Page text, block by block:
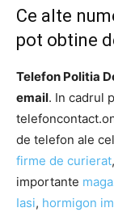
Ce alte
pot obtine
Telefon Politia
email. In cadrul
de telefon ale
firme de curierat,
importante
Iasi, hormigon